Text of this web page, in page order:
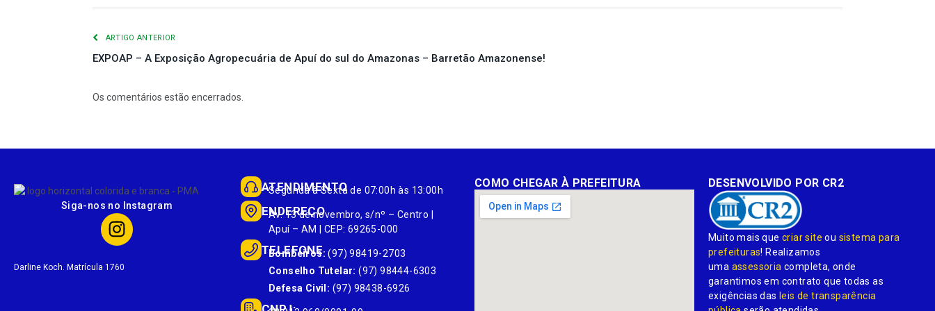
ARTIGO ANTERIOR
EXPOAP – A Exposição Agropecuária de Apuí do sul do Amazonas – Barretão Amazonense!
Os comentários estão encerrados.
Siga-nos no Instagram
Darline Koch. Matrícula 1760
ATENDIMENTO
Segunda à Sexta de 07:00h às 13:00h
ENDEREÇO
Av. 13 de novembro, s/nº – Centro |
Apuí – AM | CEP: 69265-000
TELEFONE
Bombeiros: (97) 98419-2703
Conselho Tutelar: (97) 98444-6303
Defesa Civil: (97) 98438-6926
COMO CHEGAR À PREFEITURA DESENVOLVIDO POR CR2
Muito mais quecriar site ou sistema para
prefeituras! Realizamos
uma assessoria completa, onde
garantimos em contrato que todas as
exigências dasleis de transparência